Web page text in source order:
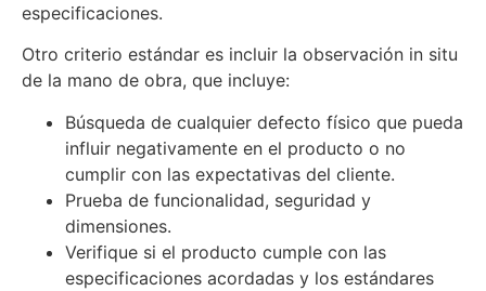
especificaciones.
Otro criterio estándar es incluir la observación in situ
de la mano de obra, que incluye:
Búsqueda de cualquier defecto físico que pueda
influir negativamente en el producto o no
cumplir con las expectativas del cliente.
Prueba de funcionalidad, seguridad y
dimensiones.
Verifique si el producto cumple con las
especificaciones acordadas y los estándares